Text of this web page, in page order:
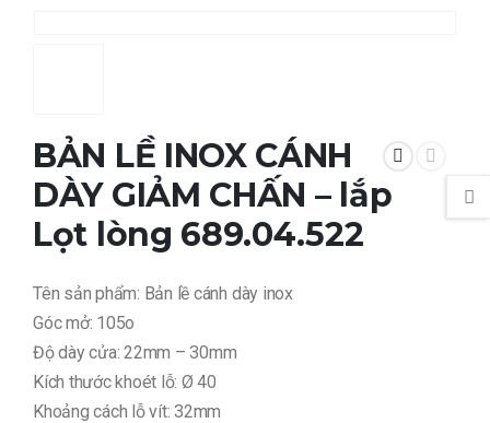
BẢN LỀ INOX CÁNH
DÀY GIẢM CHẤN – lắp
Lọt lòng 689.04.522
Tên sản phẩm: Bản lề cánh dày inox
Góc mở: 105o
Độ dày cửa: 22mm – 30mm
Kích thước khoét lỗ: Ø 40
Khoảng cách lỗ vít: 32mm